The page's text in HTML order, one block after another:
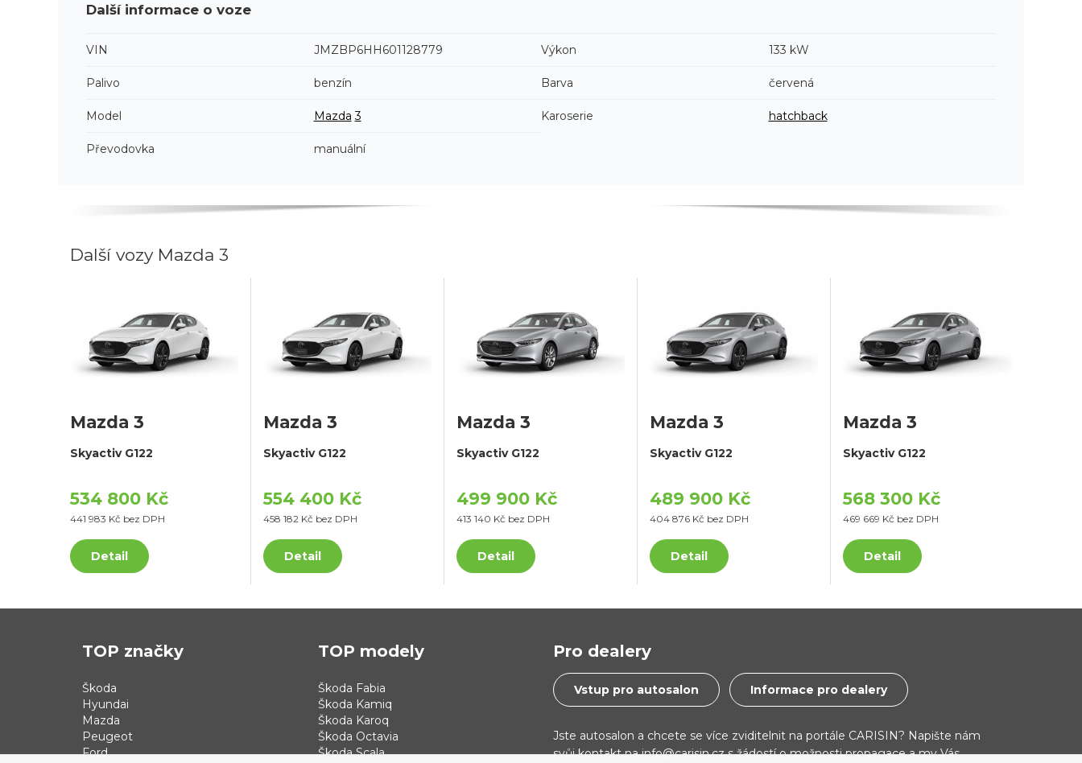
Další informace o voze
VIN JMZBP6HH601128779 Výkon 133 kW
Palivo benzín Barva červená
Model Mazda 3 Karoserie hatchback
Převodovka manuální
Další vozy Mazda 3
Mazda 3
Skyactiv G122
534 800 Kč
441 983 Kč bez DPH
Detail
Mazda 3
Skyactiv G122
554 400 Kč
458 182 Kč bez DPH
Detail
Mazda 3
Skyactiv G122
499 900 Kč
413 140 Kč bez DPH
Detail
Mazda 3
Skyactiv G122
489 900 Kč
404 876 Kč bez DPH
Detail
Mazda 3
Skyactiv G122
568 300 Kč
469 669 Kč bez DPH
Detail
TOP značky
Škoda
Hyundai
Mazda
Peugeot
Ford
TOP modely
Škoda Fabia
Škoda Kamiq
Škoda Karoq
Škoda Octavia
Škoda Scala
Pro dealery
Vstup pro autosalon Informace pro dealery
Jste autosalon a chcete se více zviditelnit na portále CARISIN? Napište nám
svůj kontakt na info@carisin.cz s žádostí o možnosti propagace a my Vás